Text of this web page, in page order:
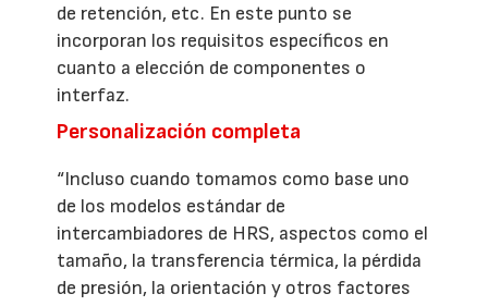
de retención, etc. En este punto se
incorporan los requisitos específicos en
cuanto a elección de componentes o
interfaz.
Personalización completa
“Incluso cuando tomamos como base uno
de los modelos estándar de
intercambiadores de HRS, aspectos como el
tamaño, la transferencia térmica, la pérdida
de presión, la orientación y otros factores